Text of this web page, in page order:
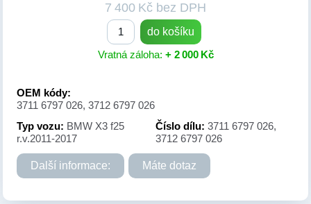
7 400 Kč bez DPH
do košíku
Vratná záloha: + 2 000 Kč
OEM kódy:
3711 6797 026, 3712 6797 026
Typ vozu: BMW X3 f25
r.v.2011-2017
Číslo dílu: 3711 6797 026,
3712 6797 026
Další informace: Máte dotaz